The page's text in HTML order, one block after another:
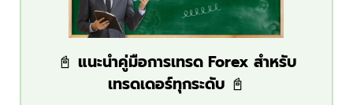
📓 แนะนำคู่มือการเทรด Forex สำหรับ
เทรดเดอร์ทุกระดับ 📓